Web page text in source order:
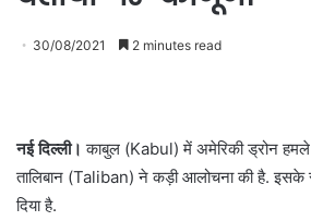
30/08/2021 2 minutes read
नई दिल्ली। काबुल (Kabul) में अमेरिकी ड्रोन
तालिबान (Taliban) ने कड़ी आलोचना की है. इसके
दिया है.